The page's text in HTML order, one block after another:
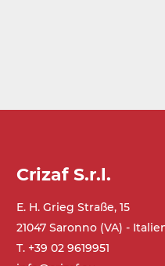
Crizaf S.r.l.
E. H. Grieg Straße, 15
21047 Saronno (VA) -
T. +39 02 9619951